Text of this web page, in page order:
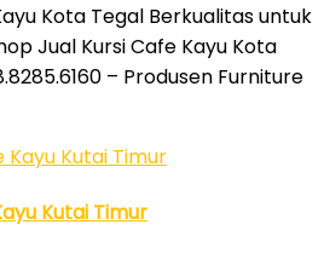
Kota Tegal Berkualitas untuk
Jual Kursi Cafe Kayu Kota
– Produsen Furniture
Kutai Timur